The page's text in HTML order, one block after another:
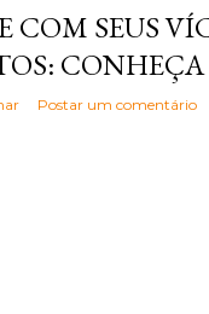
COM SEUS
CONHEÇA
Postar um comentário